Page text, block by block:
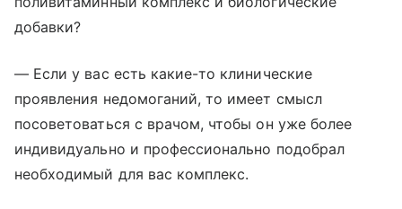
добавки?
— Если у вас есть какие-то клинические
проявления недомоганий, то имеет смысл
посоветоваться с врачом, чтобы он уже более
индивидуально и профессионально подобрал
необходимый для вас комплекс.